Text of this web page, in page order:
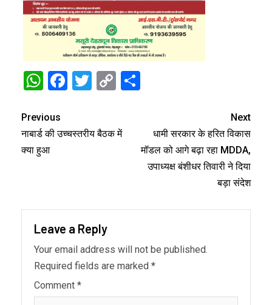
WhatsApp
Facebook
Twitter
Copy
Previous
नाबार्ड की उच्चस्तरीय बैठक में
क्या हुआ
Next
धामी सरकार के हरित विकास
मॉडल को आगे बढ़ा रहा MDDA,
उपाध्यक्ष बंशीधर तिवारी ने दिया
बड़ा संदेश
Leave a Reply
Your email address will not be published.
Required fields are marked *
Comment *